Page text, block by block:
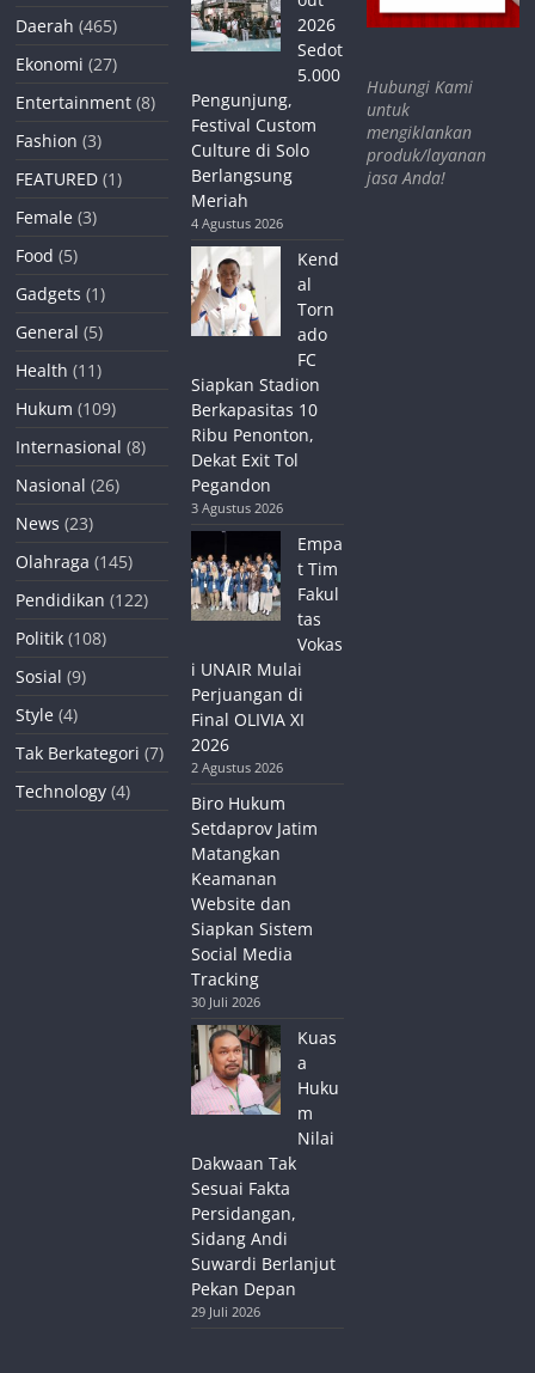
Daerah (465)
Ekonomi (27)
Entertainment (8)
Fashion (3)
FEATURED (1)
Female (3)
Food (5)
Gadgets (1)
General (5)
Health (11)
Hukum (109)
Internasional (8)
Nasional (26)
News (23)
Olahraga (145)
Pendidikan (122)
Politik (108)
Sosial (9)
Style (4)
Tak Berkategori (7)
Technology (4)
2026
Sedot
5.000
Pengunjung,
Festival Custom
Culture di Solo
Berlangsung
Meriah
4 Agustus 2026
Kend
al
Torn
ado
FC
Siapkan Stadion
Berkapasitas 10
Ribu Penonton,
Dekat Exit Tol
Pegandon
3 Agustus 2026
Empa
t Tim
Fakul
tas
Vokas
i UNAIR Mulai
Perjuangan di
Final OLIVIA XI
2026
2 Agustus 2026
Biro Hukum
Setdaprov Jatim
Matangkan
Keamanan
Website dan
Siapkan Sistem
Social Media
Tracking
30 Juli 2026
Kuas
a
Huku
m
Nilai
Dakwaan Tak
Sesuai Fakta
Persidangan,
Sidang Andi
Suwardi Berlanjut
Pekan Depan
29 Juli 2026
Hubungi Kami
untuk
mengiklankan
produk/layanan
jasa Anda!